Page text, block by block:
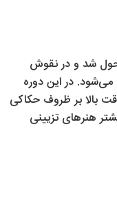
شد و در نقوش
در این دوره
بالا بر ظروف حکاکی
هنرهای تزیینی